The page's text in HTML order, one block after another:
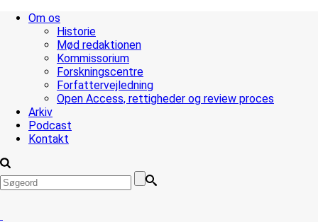
Om os
Historie
Mød redaktionen
Kommissorium
Forskningscentre
Forfattervejledning
Open Access, rettigheder og review proces
Arkiv
Podcast
Kontakt